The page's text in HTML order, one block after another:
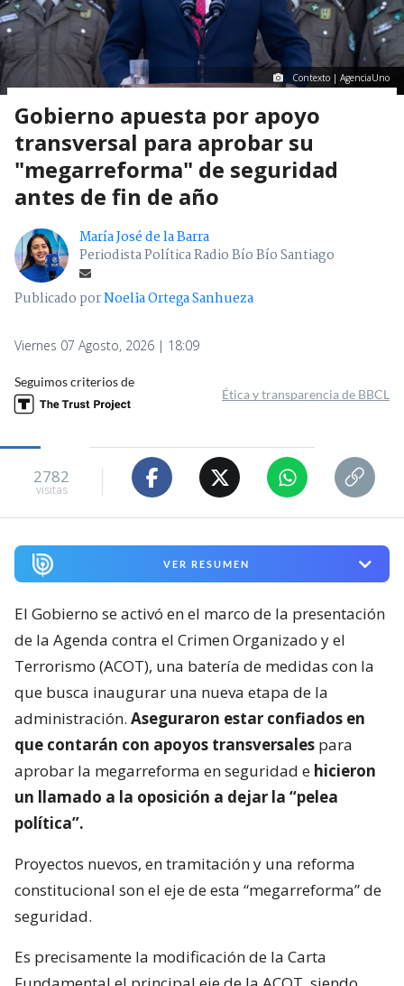
Contexto | AgenciaUno
Gobierno apuesta por apoyo
transversal para aprobar su
"megarreforma" de seguridad
antes de fin de año
María José de la Barra
Periodista Política Radio Bío Bío Santiago
Publicado porNoelia Ortega Sanhueza
Viernes 07 Agosto, 2026 | 18:09
Seguimos criterios de
Ética y transparencia de BBCL
2782
visitas
VER RESUMEN
El Gobierno se activó en el marco de la presentación
de la Agenda contra el Crimen Organizado y el
Terrorismo (ACOT), una batería de medidas con la
que busca inaugurar una nueva etapa de la
administración. Aseguraron estar confiados en
que contarán con apoyos transversales para
aprobar la megarreforma en seguridad e hicieron
un llamado a la oposición a dejar la “pelea
política”.
Proyectos nuevos, en tramitación y una reforma
constitucional son el eje de esta “megarreforma” de
seguridad.
Es precisamente la modificación de la Carta